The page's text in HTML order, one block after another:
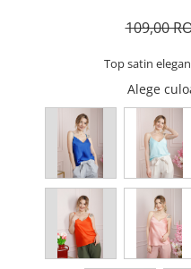
109,00
Top satin
Alege